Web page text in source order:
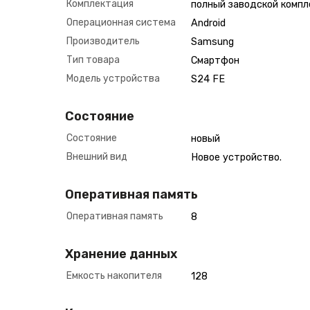
Комплектация
полный заводской
Операционная система
Android
Производитель
Samsung
Тип товара
Смартфон
Модель устройства
S24 FE
Состояние
Состояние
новый
Внешний вид
Новое устройство.
Оперативная память
Оперативная память 8
Хранение данных
Емкость накопителя 128